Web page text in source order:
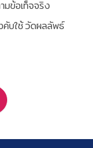
มข้อเท็จจริง
คับใช้ วัดผลลัพธ์